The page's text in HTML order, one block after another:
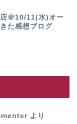
＠10/11(水)オー
た感想ブログ
より